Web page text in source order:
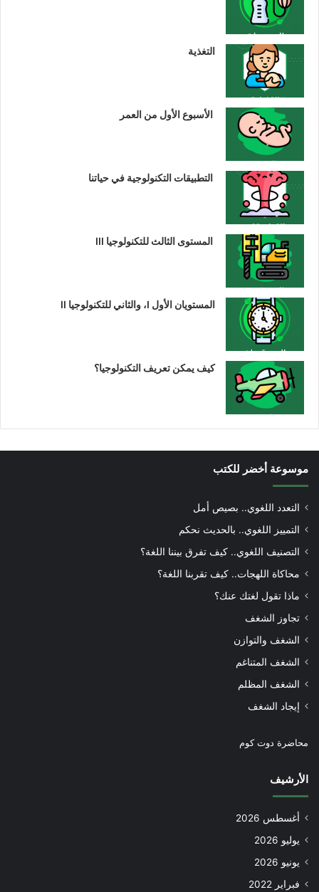
التغذية
الأسبوع الأول من العمر
التطبيقات التكنولوجية في حياتنا
المستوى الثالث للتكنولوجيا III
المستويان الأول I، والثاني للتكنولوجيا II
كيف يمكن تعريف التكنولوجيا؟
موسوعة أخضر للكتب
التعدد اللغوي.. بصيص أمل
التمييز اللغوي.. بالحديث نحكم
التصنيف اللغوي.. كيف تفرق بيننا اللغة؟
محاكاة اللهجات.. كيف تقربنا اللغة؟
ماذا تقول لغتك عنك؟
تجاوز الشغف
الشغف والتوازن
الشغف المتناغم
الشغف المظلم
إيجاد الشغف
محاضرة دوت كوم
الأرشيف
أغسطس 2026
يوليو 2026
يونيو 2026
فبراير 2022